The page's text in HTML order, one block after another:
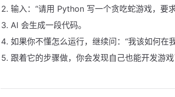
输入：“请用 Python 写一个贪吃蛇游戏，要
AI 会生成一段代码。
如果你不懂怎么运行，继续问：“我该如何
跟着它的步骤做，你会发现自己也能开发游戏